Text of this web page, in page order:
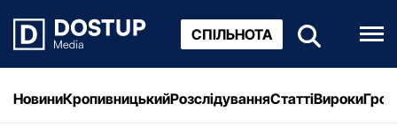
СПІЛЬНОТА
НовиниКропивницькийРозслідуванняСтаттіВироки